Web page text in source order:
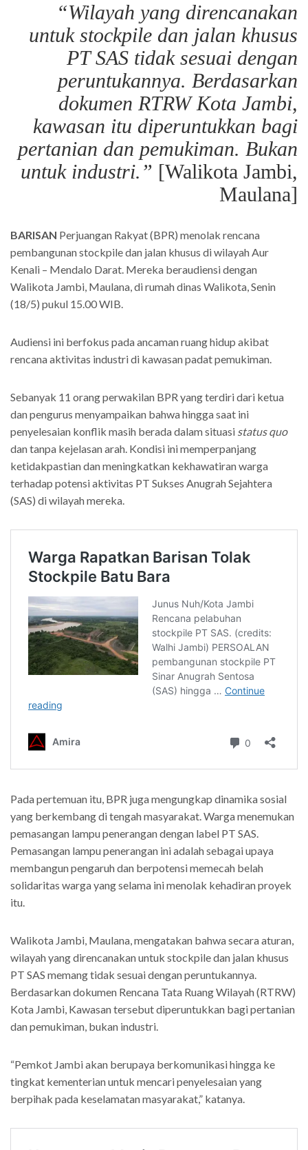
“Wilayah yang direncanakan
untuk stockpile dan jalan khusus
PT SAS tidak sesuai dengan
peruntukannya. Berdasarkan
dokumen RTRW Kota Jambi,
kawasan itu diperuntukkan bagi
pertanian dan pemukiman. Bukan
untuk industri.” [Walikota Jambi,
Maulana]
BARISAN Perjuangan Rakyat (BPR) menolak rencana
pembangunan stockpile dan jalan khusus di wilayah Aur
Kenali – Mendalo Darat. Mereka beraudiensi dengan
Walikota Jambi, Maulana, di rumah dinas Walikota, Senin
(18/5) pukul 15.00 WIB.
Audiensi ini berfokus pada ancaman ruang hidup akibat
rencana aktivitas industri di kawasan padat pemukiman.
Sebanyak 11 orang perwakilan BPR yang terdiri dari ketua
dan pengurus menyampaikan bahwa hingga saat ini
penyelesaian konflik masih berada dalam situasi status quo
dan tanpa kejelasan arah. Kondisi ini memperpanjang
ketidakpastian dan meningkatkan kekhawatiran warga
terhadap potensi aktivitas PT Sukses Anugrah Sejahtera
(SAS) di wilayah mereka.
Pada pertemuan itu, BPR juga mengungkap dinamika sosial
yang berkembang di tengah masyarakat. Warga menemukan
pemasangan lampu penerangan dengan label PT SAS.
Pemasangan lampu penerangan ini adalah sebagai upaya
membangun pengaruh dan berpotensi memecah belah
solidaritas warga yang selama ini menolak kehadiran proyek
itu.
Walikota Jambi, Maulana, mengatakan bahwa secara aturan,
wilayah yang direncanakan untuk stockpile dan jalan khusus
PT SAS memang tidak sesuai dengan peruntukannya.
Berdasarkan dokumen Rencana Tata Ruang Wilayah (RTRW)
Kota Jambi, Kawasan tersebut diperuntukkan bagi pertanian
dan pemukiman, bukan industri.
“Pemkot Jambi akan berupaya berkomunikasi hingga ke
tingkat kementerian untuk mencari penyelesaian yang
berpihak pada keselamatan masyarakat,” katanya.